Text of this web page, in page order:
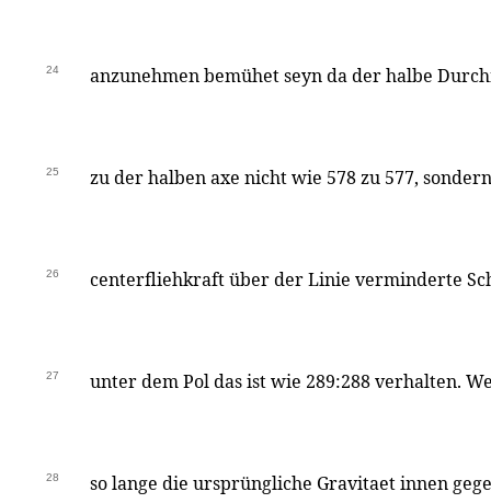
24 anzunehmen bemühet seyn da der halbe
25 zu der halben axe nicht wie 578 zu 577,
26 centerfliehkraft über der Linie verminderte
27 unter dem Pol das ist wie 289:288 verhalten.
28 so lange die ursprüngliche Gravitaet innen